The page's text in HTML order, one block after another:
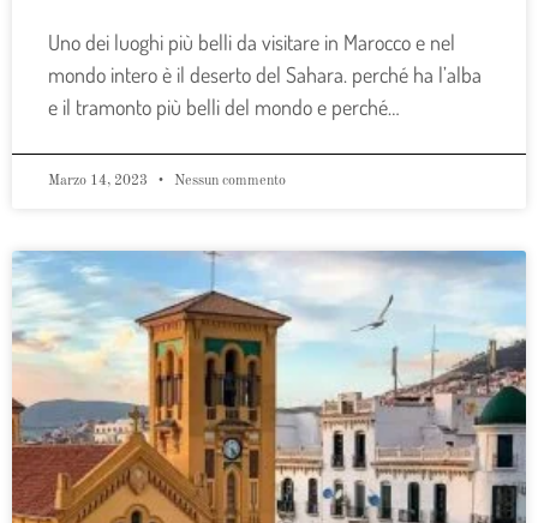
Uno dei luoghi più belli da visitare in Marocco e nel
mondo intero è il deserto del Sahara. perché ha l’alba
e il tramonto più belli del mondo e perché…
Marzo 14, 2023 Nessun commento